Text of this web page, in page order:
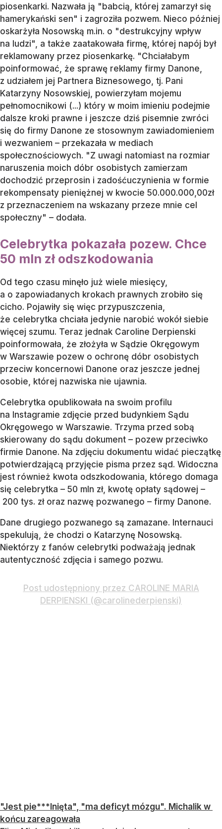
piosenkarki. Nazwała ją "babcią, której zamarzył się
hamerykański sen" i zagroziła pozwem. Nieco później
oskarżyła Nosowską m.in. o "destrukcyjny wpływ
na ludzi", a także zaatakowała firmę, której napój był
reklamowany przez piosenkarkę. "Chciałabym
poinformować, że sprawę reklamy firmy Danone,
z udziałem jej Partnera Biznesowego, tj. Pani
Katarzyny Nosowskiej, powierzyłam mojemu
pełnomocnikowi (...) który w moim imieniu podejmie
dalsze kroki prawne i jeszcze dziś pisemnie zwróci
się do firmy Danone ze stosownym zawiadomieniem
i wezwaniem – przekazała w mediach
społecznościowych. "Z uwagi natomiast na rozmiar
naruszenia moich dóbr osobistych zamierzam
dochodzić przeprosin i zadośćuczynienia w formie
rekompensaty pieniężnej w kwocie 50.000.000,00zł
z przeznaczeniem na wskazany przeze mnie cel
społeczny" – dodała.
Celebrytka pokazała pozew. Chce
50 mln zł odszkodowania
Od tego czasu minęło już wiele miesięcy,
a o zapowiadanych krokach prawnych zrobiło się
cicho. Pojawiły się więc przypuszczenia,
że celebrytka chciała jedynie narobić wokół siebie
więcej szumu. Teraz jednak Caroline Derpienski
poinformowała, że złożyła w Sądzie Okręgowym
w Warszawie pozew o ochronę dóbr osobistych
przeciw koncernowi Danone oraz jeszcze jednej
osobie, której nazwiska nie ujawnia.
Celebrytka opublikowała na swoim profilu
na Instagramie zdjęcie przed budynkiem Sądu
Okręgowego w Warszawie. Trzyma przed sobą
skierowany do sądu dokument – pozew przeciwko
firmie Danone. Na zdjęciu dokumentu widać pieczątkę
potwierdzającą przyjęcie pisma przez sąd. Widoczna
jest również kwota odszkodowania, którego domaga
się celebrytka – 50 mln zł, kwotę opłaty sądowej –
200 tys. zł oraz nazwę pozwanego – firmy Danone.
Dane drugiego pozwanego są zamazane. Internauci
spekulują, że chodzi o Katarzynę Nosowską.
Niektórzy z fanów celebrytki podważają jednak
autentyczność zdjęcia i samego pozwu.
Post udostępniony przez CAROLINE MARIA
DERPIENSKI (@carolinederpienski)
"Jest pie***lnięta", "ma deficyt mózgu". Michalik w
końcu zareagowała